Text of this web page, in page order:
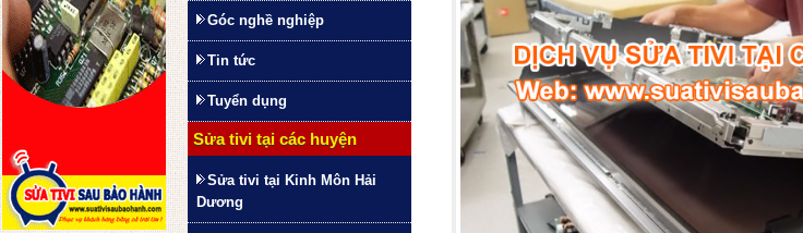
Góc nghề nghiệp
Tin tức
Tuyển dụng
Sửa tivi tại các huyện
Sửa tivi tại Kinh Môn Hải
Dương